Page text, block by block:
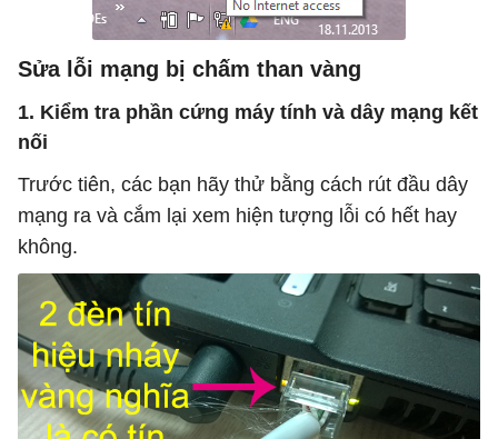
Sửa lỗi mạng bị chấm than vàng
1. Kiểm tra phần cứng máy tính và dây mạng kết
nối
Trước tiên, các bạn hãy thử bằng cách rút đầu dây
mạng ra và cắm lại xem hiện tượng lỗi có hết hay
không.